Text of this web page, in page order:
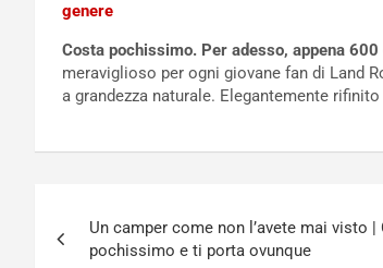
genere
Costa pochissimo. Per adesso, appena
meraviglioso per ogni giovane fan di Land
a grandezza naturale. Elegantemente
articoli
Un camper come non l’avete mai visto |
pochissimo e ti porta ovunque